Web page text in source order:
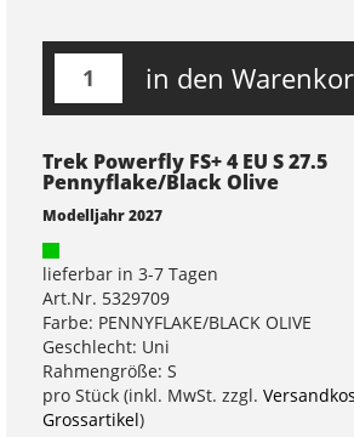
in den
Trek Powerfly FS+ 4 EU S 27.5
Pennyflake/Black Olive
Modelljahr 2027
lieferbar in 3-7 Tagen
Art.Nr. 5329709
Farbe: PENNYFLAKE/BLACK OLIVE
Geschlecht: Uni
Rahmengröße: S
pro Stück (inkl. MwSt. zzgl.
Grossartikel)